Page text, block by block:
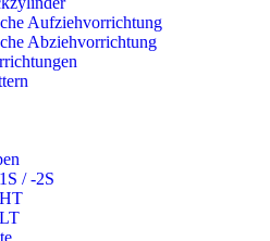
Aufziehvorrichtung
Abziehvorrichtung
/ -2S